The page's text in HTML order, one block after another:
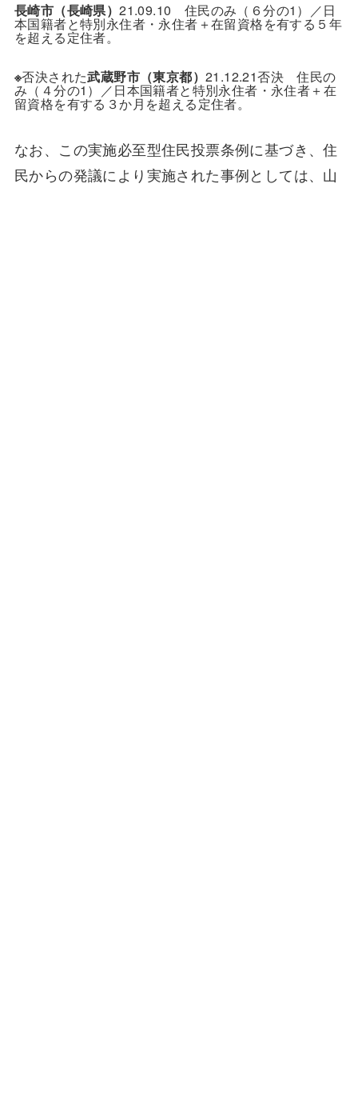
長崎市（長崎県）21.09.10 住民のみ（６分の1）／日
本国籍者と特別永住者・永住者＋在留資格を有する５年
を超える定住者。
※否決された武蔵野市（東京都） 21.12.21否決 住民の
み（４分の1）／日本国籍者と特別永住者・永住者＋在
留資格を有する３か月を超える定住者。
なお、この実施必至型住民投票条例に基づき、住
民からの発議により実施された事例としては、山